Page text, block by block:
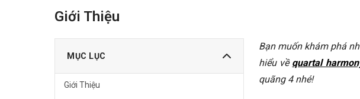
Giới Thiệu
MỤC LỤC
Giới Thiệu
Bạn muốn khám phá
hiểu về quartal
quãng 4 nhé!